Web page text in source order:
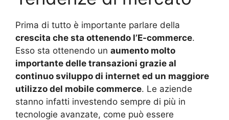
Prima di tutto è importante parlare della
crescita che sta ottenendo l’E-commerce.
Esso sta ottenendo un aumento molto
importante delle transazioni grazie al
continuo sviluppo di internet ed un maggiore
utilizzo del mobile commerce. Le aziende
stanno infatti investendo sempre di più in
tecnologie avanzate, come può essere